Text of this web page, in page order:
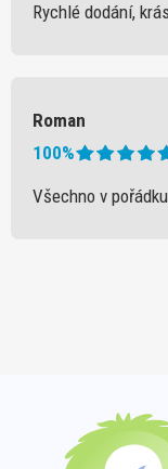
Rychlé dodání,
Roman
100%
Všechno v